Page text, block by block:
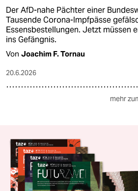
Der AfD-nahe Pächter einer
Tausende Corona-Impfpässe
Essensbestellungen. Jetzt müssen
ins Gefängnis.
Von Joachim F. Tornau
20.6.2026
mehr